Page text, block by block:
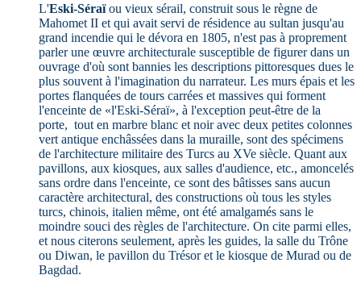
L'Eski-Séraïou vieux sérail, construit sous le règne de
Mahomet II et qui avait servi de résidence au sultan jusqu'au
grand incendie qui le dévora en 1805, n'est pas à proprement
parler une œuvre architecturale susceptible de figurer dans un
ouvrage d'où sont bannies les descriptions pittoresques dues le
plus souvent à l'imagination du narrateur. Les murs épais et les
portes flanquées de tours carrées et massives qui forment
l'enceinte de «l'Eski-Séraï», à l'exception peut-être de la
porte, tout en marbre blanc et noir avec deux petites colonnes
vert antique enchâssées dans la muraille, sont des spécimens
de l'architecture militaire des Turcs au XVe siècle. Quant aux
pavillons, aux kiosques, aux salles d'audience, etc., amoncelés
sans ordre dans l'enceinte, ce sont des bâtisses sans aucun
caractère architectural, des constructions où tous les styles
turcs, chinois, italien même, ont été amalgamés sans le
moindre souci des règles de l'architecture. On cite parmi elles,
et nous citerons seulement, après les guides, la salle du Trône
ou Diwan, le pavillon du Trésor et le kiosque de Murad ou de
Bagdad.